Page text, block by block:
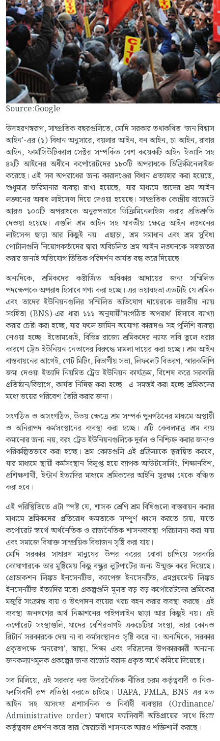
Source:Google
উদাহরণস্বরূপ, সাম্প্রতিক বছরগুলিতে, মোদি সরকার তথাকথিত ‘জন বিশ্বাস
আইন’-এর (১) বিধান অনুসারে, বয়লার আইন, বন আইন, চা আইন, রাবার
আইন, ফার্মাসিউটিক্যাল সেক্টর সম্পর্কিত বেশ কয়েকটি আইন ইত্যাদি সহ
৪২টি আইনের অধীনে কর্পোরেটদের ১৮০টি অপরাধকে ডিক্রিমিনেলাইজ
করেছে। এই সব অপরাধের জন্য কারাদণ্ডের বিধান প্রত্যাহার করা হয়েছে,
শুধুমাত্র জরিমানার ব্যবস্থা রাখা হয়েছে, যার মাধ্যমে তাদের শ্রম আইন
লঙ্ঘনের অবাধ লাইসেন্স দিয়ে দেওয়া হয়েছে। সাম্প্রতিক কেন্দ্রীয় বাজেটে
আরও ১০০টি অপরাধকে অনুরূপভাবে ডিক্রিমিনেলাইজ করার প্রতিশ্রুতি
দেওয়া হয়েছে। এগুলি শ্রম আইন সহ যাবতীয় ক্ষেত্রে আইন লঙ্ঘনের
লাইসেন্স ছাড়া আর কিছুই নয়। এছাড়া, শ্রম সমাধান এবং শ্রম সুবিধা
পোর্টালগুলি নিয়োগকর্তাদের দ্বারা অবিচলিত শ্রম আইন লঙ্ঘনকে সহজতর
করার জন্যই অভিযোগ ভিত্তিক পরিদর্শন কার্যত বন্ধ করে দিয়েছে।
অন্যদিকে, শ্রমিকদের কষ্টার্জিত অধিকার আদায়ের জন্য সম্মিলিত
পদক্ষেপকে অপরাধ হিসাবে গণ্য করা হচ্ছে। এর ভয়াবহতা এতটাই যে শ্রমিক
এবং তাদের ইউনিয়নগুলির সম্মিলিত অভিযোগ দায়েরকে ভারতীয় ন্যায়
সংহিতা (BNS)-এর ধারা ১১১ অনুযায়ী'সংগঠিত অপরাধ' হিসাবে ব্যাখ্যা
করার চেষ্টা করা হচ্ছে, যার ফলে জামিন অযোগ্য কারাদণ্ড সহ পুলিশি ব্যবস্থা
নেওয়া হচ্ছে। ইতোমধ্যেই, বিভিন্ন রাজ্যে শ্রমিকদের ন্যায্য দাবি তুলে ধরার
কারণে ট্রেড ইউনিয়ন নেতাদের বিরুদ্ধে মামলা দায়ের করা হচ্ছে। শ্রম আইন
বাস্তবায়নের আগেই, গেট মিটিং, বিভাগীয় সভা, লিফলেট বিতরণ, স্মারকলিপি
জমা দেওয়া ইত্যাদি নিয়মিত ট্রেড ইউনিয়ন কার্যক্রম, বিশেষ করে সরকারি
প্রতিষ্ঠান/বিভাগে, কার্যত নিষিদ্ধ করা হচ্ছে। এ সমস্তই করা হচ্ছে শ্রমিকদের
মধ্যে ভয়ের পরিবেশ তৈরি করার জন্য।
সংগঠিত ও অসংগঠিত, উভয় ক্ষেত্রে শ্রম সম্পর্ক পুনর্গঠনের মাধ্যমে অস্থায়ী
ও অনিরাপদ কর্মসংস্থানের ব্যবস্থা করা হচ্ছে। এটি কেবলমাত্র শ্রম ব্যয়
কমানোর জন্য নয়, বরং ট্রেড ইউনিয়নগুলিকে দুর্বল ও নিশ্চিহ্ন করার জন্যও
পরিকল্পিতভাবে করা হচ্ছে। শ্রম কোডগুলি এই প্রক্রিয়াকে ত্বরান্বিত করবে,
যার মাধ্যমে স্থায়ী কর্মসংস্থান বিলুপ্ত হয়ে ব্যাপক আউটসোর্সিং, শিক্ষানবিশ,
প্রশিক্ষণার্থী, ইন্টার্ন ইত্যাদির মাধ্যমে শ্রমিকদের আইনি সুরক্ষা থেকে বঞ্চিত
করা হবে।
এই পরিস্থিতিতে এটা স্পষ্ট যে, শাসক শ্রেণি শ্রম বিধিগুলো বাস্তবায়ন করার
মাধ্যমে শ্রমিকদের প্রতিরোধ ক্ষমতাকে সম্পূর্ণ ধ্বংস করতে চায়, যাতে
কর্পোরেট স্বার্থে অর্থনৈতিক ও রাজনৈতিক শাসনব্যবস্থা পরিচালনা করা যায়
এবং সমাজে বিষাক্ত সাম্প্রয়িক বিভাজন সৃষ্টি করা যায়।
মোদি সরকার সাধারণ মানুষের উপর করের বোঝা চাপিয়ে সরকারি
কোষাগারকে তার মুষ্টিমেয় কিছু বন্ধুর লুটপাটের জন্য উন্মুক্ত করে দিয়েছে।
প্রোডাকশন লিঙ্কড ইনসেনটিভ, ক্যাপেক্স ইনসেনটিভ, এমপ্লয়মেন্ট লিঙ্কড
ইনসেনটিভ ইত্যাদির মতো প্রকল্পগুলি মূলত বড় বড় কর্পোরেটদের শ্রমিকের
মজুরি সংক্রান্ত ব্যয় ও উৎপাদন ব্যয়ের খরচ বহন করার ব্যবস্থা করছে। এই
ব্যবস্থা জনগণের অর্থ নিষ্কাশনের পাইপলাইন ছাড়া আর কিছুই নয়। এই
কর্পোরেট সংস্থাগুলি, যাদের বেশিরভাগই একচেটিয়া সংস্থা, তারা কোনও
রিটার্ন সরকারকে দেয় না বা কর্মসংস্থানও সৃষ্টি করে না। অন্যদিকে, সরকার
প্রকৃতপক্ষে ‘মনরেগা’, স্বাস্থ্য, শিক্ষা এবং দরিদ্রদের উপকারকারী অন্যান্য
জনকল্যাণমূলক প্রকল্পের জন্য বাজেট বরাদ্দ প্রকৃত অর্থে কমিয়ে দিয়েছে।
সব মিলিয়ে, এই সরকার নব্য উদারনৈতিক নীতির চরম কর্তৃত্ববাদী ও নিও-
ফ্যাসিবাদী রূপ প্রতিষ্ঠা করতে চাইছে। UAPA, PMLA, BNS এর মত
আইন সহ অসংখ্য প্রশাসনিক ও নির্বাহী ব্যবস্থার (Ordinance/
Administrative order) মাধ্যমে ফ্যাসিবাদী অভিপ্রায়ের সাথে হিংস্র
কর্তৃত্ববাদ প্রদর্শন করে তারা স্বৈরাচারী শাসনকে আরও শক্তিশালী করছে।